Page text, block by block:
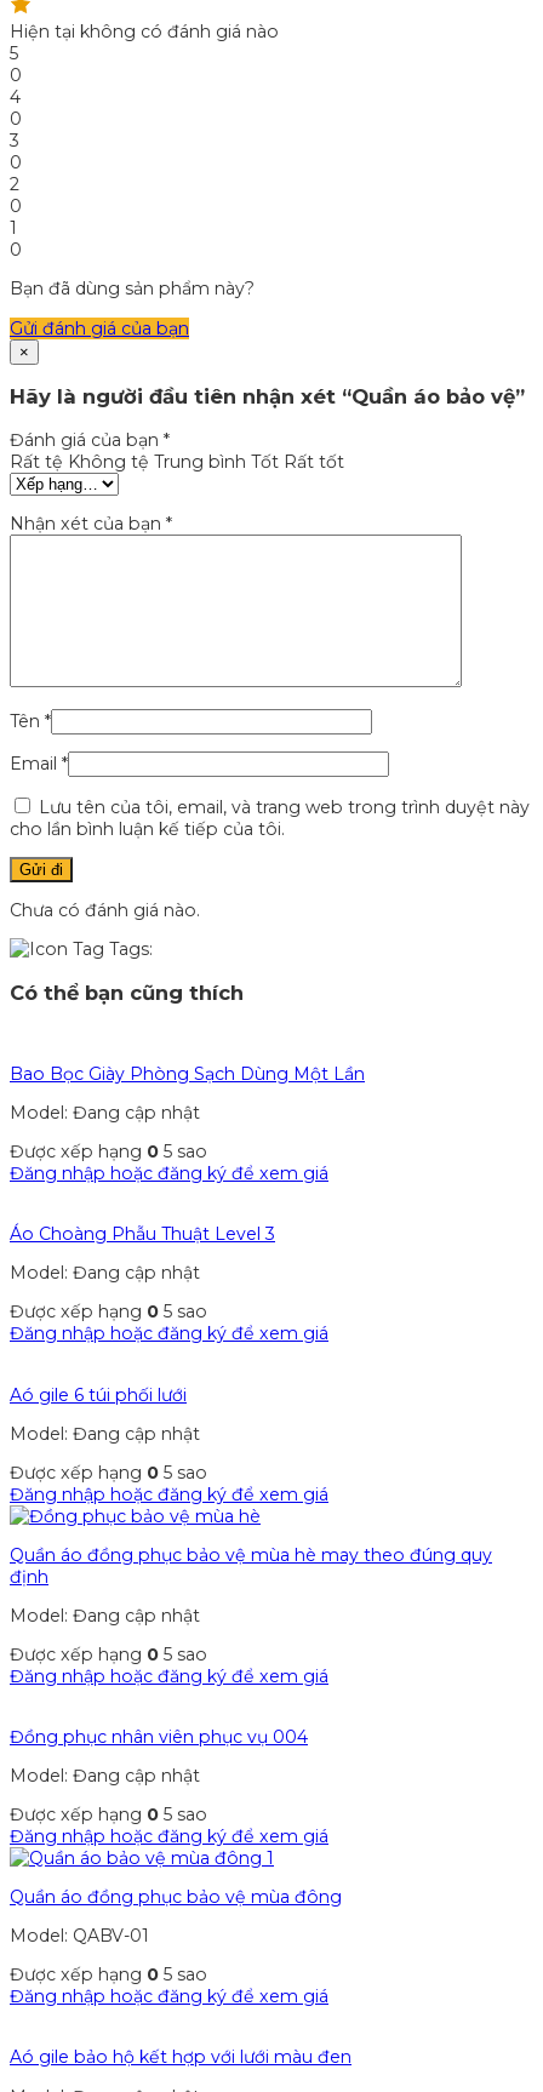
Hiện tại không có đánh giá nào
5
0
4
0
3
0
2
0
1
0
Bạn đã dùng sản phẩm này?
Gửi đánh giá của bạn
×
Hãy là người đầu tiên nhận xét “Quần áo bảo vệ”
Đánh giá của bạn *
Rất tệ Không tệ Trung bình Tốt Rất tốt
Nhận xét của bạn *
Tên *
Email *
Lưu tên của tôi, email, và trang web trong trình duyệt này
cho lần bình luận kế tiếp của tôi.
Chưa có đánh giá nào.
Tags:
Có thể bạn cũng thích
Bao Bọc Giày Phòng Sạch Dùng Một Lần
Model: Đang cập nhật
Được xếp hạng 0 5 sao
Đăng nhập hoặc đăng ký để xem giá
Áo Choàng Phẫu Thuật Level 3
Model: Đang cập nhật
Được xếp hạng 0 5 sao
Đăng nhập hoặc đăng ký để xem giá
Aó gile 6 túi phối lưới
Model: Đang cập nhật
Được xếp hạng 0 5 sao
Đăng nhập hoặc đăng ký để xem giá
Quần áo đồng phục bảo vệ mùa hè may theo đúng quy
định
Model: Đang cập nhật
Được xếp hạng 0 5 sao
Đăng nhập hoặc đăng ký để xem giá
Đồng phục nhân viên phục vụ 004
Model: Đang cập nhật
Được xếp hạng 0 5 sao
Đăng nhập hoặc đăng ký để xem giá
Quần áo đồng phục bảo vệ mùa đông
Model: QABV-01
Được xếp hạng 0 5 sao
Đăng nhập hoặc đăng ký để xem giá
Aó gile bảo hộ kết hợp với lưới màu đen